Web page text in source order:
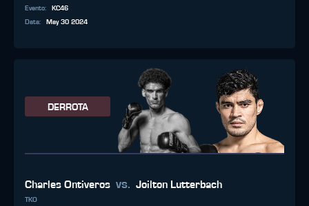
Evento:
KC46
Data: May 30 2024
DERROTA
Charles Ontiveros vs. Joilton Lutterbach
TKO